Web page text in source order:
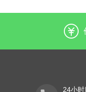
24小